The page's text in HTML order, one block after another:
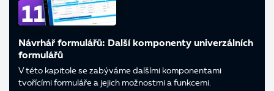
Návrhář formulářů: Další komponenty univerzálních
formulářů
V této kapitole se zabýváme dalšími komponentami
tvořícími formuláře a jejich možnostmi a funkcemi.